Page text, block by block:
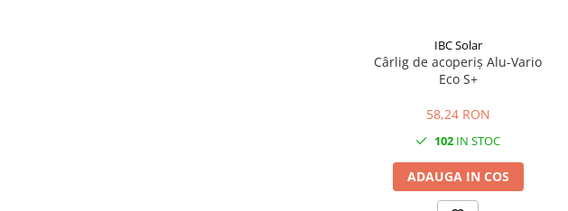
IBC Solar
Cârlig de acoperiș Alu-Vario
Eco S+
58,24 RON
102 IN STOC
ADAUGA IN COS